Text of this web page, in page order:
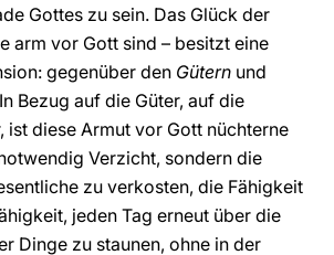
Gottes zu sein. Das Glück der
arm vor Gott sind – besitzt eine
gegenüber den Gütern und
Bezug auf die Güter, auf die
ist diese Armut vor Gott nüchterne
Verzicht, sondern die
zu verkosten, die Fähigkeit
jeden Tag erneut über die
Dinge zu staunen, ohne in der